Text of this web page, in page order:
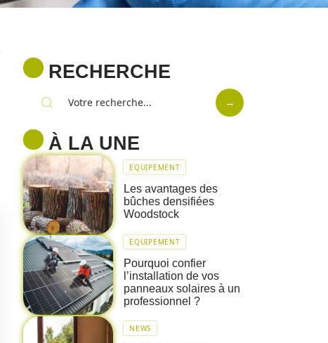
RECHERCHE
À LA UNE
EQUIPEMENT
Les avantages des
bûches densifiées
Woodstock
EQUIPEMENT
Pourquoi confier
l’installation de vos
panneaux solaires à un
professionnel ?
NEWS